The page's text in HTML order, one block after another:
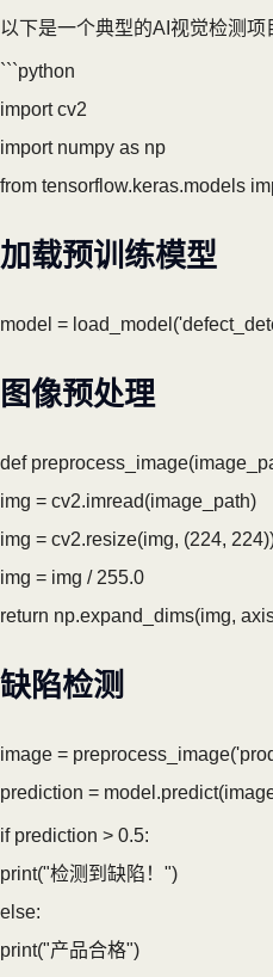
以下是一个典型的AI视觉检测项
```python
import cv2
import numpy as np
from tensorflow.keras.models
加载预训练模型
model =
图像预处理
def
img = cv2.imread(image_path)
img = cv2.resize(img, (224,
img = img / 255.0
return np.expand_dims(img,
缺陷检测
image =
prediction =
if prediction > 0.5:
print("检测到缺陷！")
else:
print("产品合格")